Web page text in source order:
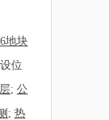
地块
位
; 公
; 热